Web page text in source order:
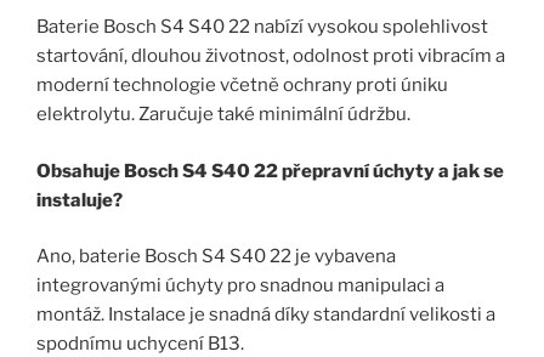
Baterie Bosch S4 S40 22 nabízí vysokou spolehlivost
startování, dlouhou životnost, odolnost proti vibracím a
moderní technologie včetně ochrany proti úniku
elektrolytu. Zaručuje také minimální údržbu.
Obsahuje Bosch S4 S40 22 přepravní úchyty a jak se
instaluje?
Ano, baterie Bosch S4 S40 22 je vybavena
integrovanými úchyty pro snadnou manipulaci a
montáž. Instalace je snadná díky standardní velikosti a
spodnímu uchycení B13.